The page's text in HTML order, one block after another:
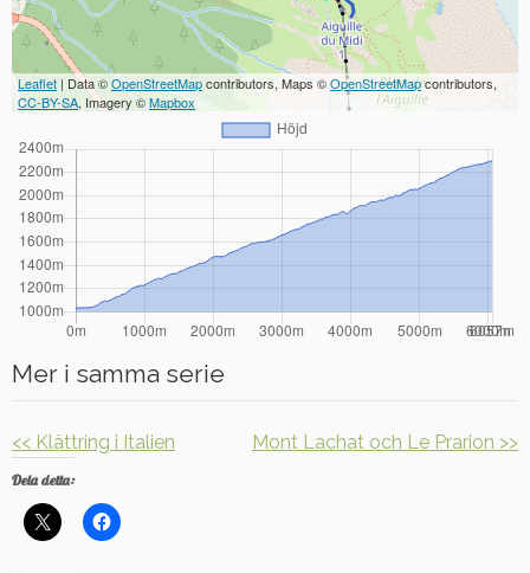
Leaflet | Data ©OpenStreetMapcontributors, Maps ©OpenStreetMapcontributors,
CC-BY-SA, Imagery ©Mapbox
Mer i samma serie
<< Klättring i Italien Mont Lachat och Le Prarion >>
Dela detta: